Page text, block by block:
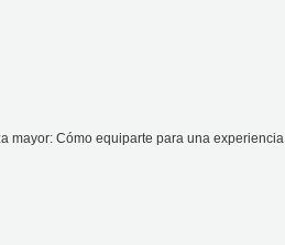
mayor: Cómo equiparte para una